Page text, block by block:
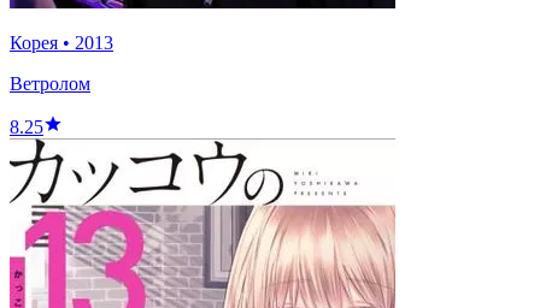
Корея • 2013
Ветролом
8.25